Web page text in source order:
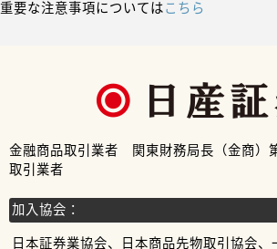
重要な注意事項についてはこちら
金融商品取引業者 関東財務局長（金商
取引業者
加入協会：
日本証券業協会、日本商品先物取引協会、